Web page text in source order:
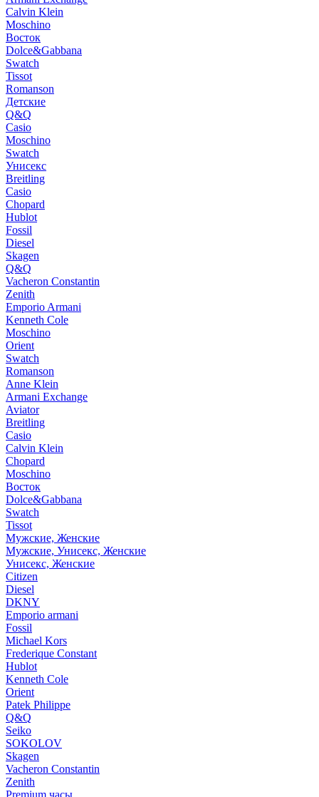
Calvin Klein
Moschino
Восток
Dolce&Gabbana
Swatch
Tissot
Romanson
Детские
Q&Q
Casio
Moschino
Swatch
Унисекс
Breitling
Casio
Chopard
Hublot
Fossil
Diesel
Skagen
Q&Q
Vacheron Constantin
Zenith
Emporio Armani
Kenneth Cole
Moschino
Orient
Swatch
Romanson
Anne Klein
Armani Exchange
Aviator
Breitling
Casio
Calvin Klein
Chopard
Moschino
Восток
Dolce&Gabbana
Swatch
Tissot
Мужские, Женские
Мужские, Унисекс, Женские
Унисекс, Женские
Citizen
Diesel
DKNY
Emporio armani
Fossil
Michael Kors
Frederique Constant
Hublot
Kenneth Cole
Orient
Patek Philippe
Q&Q
Seiko
SOKOLOV
Skagen
Vacheron Constantin
Zenith
Premium часы